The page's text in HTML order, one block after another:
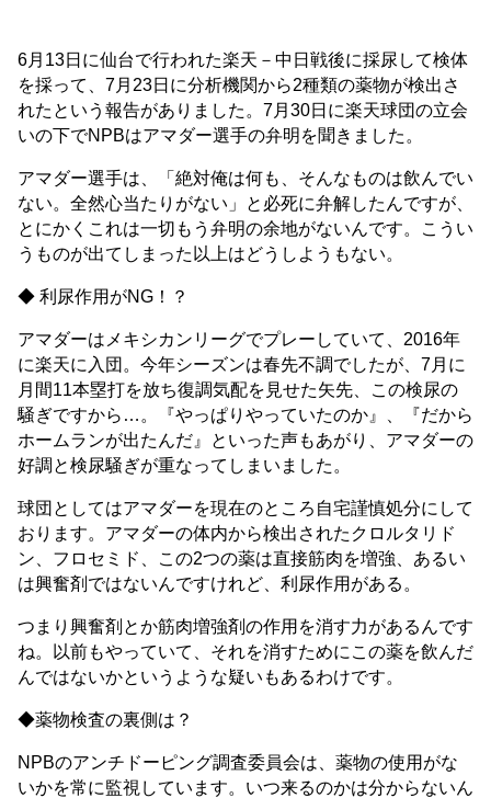
6月13日に仙台で行われた楽天－中日戦後に採尿して検体
を採って、7月23日に分析機関から2種類の薬物が検出さ
れたという報告がありました。7月30日に楽天球団の立会
いの下でNPBはアマダー選手の弁明を聞きました。
アマダー選手は、「絶対俺は何も、そんなものは飲んでい
ない。全然心当たりがない」と必死に弁解したんですが、
とにかくこれは一切もう弁明の余地がないんです。こうい
うものが出てしまった以上はどうしようもない。
◆ 利尿作用がNG！？
アマダーはメキシカンリーグでプレーしていて、2016年
に楽天に入団。今年シーズンは春先不調でしたが、7月に
月間11本塁打を放ち復調気配を見せた矢先、この検尿の
騒ぎですから…。『やっぱりやっていたのか』、『だから
ホームランが出たんだ』といった声もあがり、アマダーの
好調と検尿騒ぎが重なってしまいました。
球団としてはアマダーを現在のところ自宅謹慎処分にして
おります。アマダーの体内から検出されたクロルタリド
ン、フロセミド、この2つの薬は直接筋肉を増強、あるい
は興奮剤ではないんですけれど、利尿作用がある。
つまり興奮剤とか筋肉増強剤の作用を消す力があるんです
ね。以前もやっていて、それを消すためにこの薬を飲んだ
んではないかというような疑いもあるわけです。
◆薬物検査の裏側は？
NPBのアンチドーピング調査委員会は、薬物の使用がな
いかを常に監視しています。いつ来るのかは分からないん